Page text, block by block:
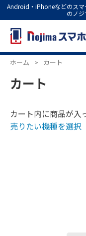
Android・iPhoneなどのスマ
のノ
ホーム > カート
カート
カート内に商品が入
売りたい機種を選択